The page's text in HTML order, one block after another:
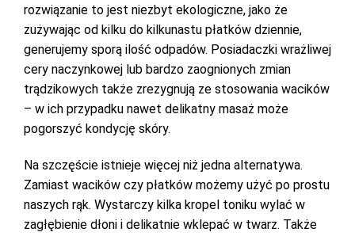
rozwiązanie to jest niezbyt ekologiczne, jako że
zużywając od kilku do kilkunastu płatków dziennie,
generujemy sporą ilość odpadów. Posiadaczki wrażliwej
cery naczynkowej lub bardzo zaognionych zmian
trądzikowych także zrezygnują ze stosowania wacików
– w ich przypadku nawet delikatny masaż może
pogorszyć kondycję skóry.
Na szczęście istnieje więcej niż jedna alternatywa.
Zamiast wacików czy płatków możemy użyć po prostu
naszych rąk. Wystarczy kilka kropel toniku wylać w
zagłębienie dłoni i delikatnie wklepać w twarz. Także